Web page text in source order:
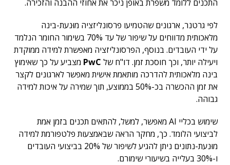
התכנים ללומד משפרת באופן ניכר את אחוזי ההבנה והזכירה.
לפי גרטנר, ארגונים שהטמיעו פרסונליזציה מוּנעת-בינה
מלאכותית מדווחים על שיפור של עד 70% בשימור החומר הנלמד
על ידי העובדים. בנוסף, הפרסונליזציה מאפשרת למידה ממוקדת
ויעילה יותר, וכך חוסכת זמן. דו"ח של PwC מצביע על כך שאימוץ
בינה מלאכותית להדרכה מותאמת אישית מאפשר לארגונים לקצר
את זמן ההכשרה בכ-50% בממוצע, תוך שמירה על איכות למידה
גבוהה.
שימוש בכליי AI מאפשר, למשל, להתאים תכנים בזמן אמת
לביצועי הלומד. כך, מחקר הראה שבאמצעות פלטפורמת למידה
מוּנעת-נתונים ניתן להגיע לשיפור של 20% בביצועי העובדים
ו-30% בעלייה בשיעורי שימורם.